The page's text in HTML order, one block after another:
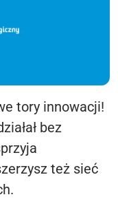
tory innowacji!
bez
też sieć